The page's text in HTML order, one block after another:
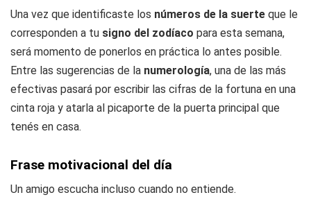
Una vez que identificaste los números de la suerte que le
corresponden a tu signo del zodíaco para esta semana,
será momento de ponerlos en práctica lo antes posible.
Entre las sugerencias de la numerología, una de las más
efectivas pasará por escribir las cifras de la fortuna en una
cinta roja y atarla al picaporte de la puerta principal que
tenés en casa.
Frase motivacional del día
Un amigo escucha incluso cuando no entiende.